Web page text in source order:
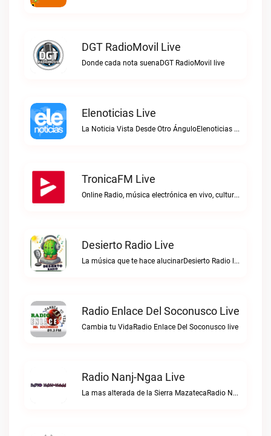
DGT RadioMovil Live
Donde cada nota suenaDGT RadioMovil live
Elenoticias Live
La Noticia Vista Desde Otro ÁnguloElenoticias live
TronicaFM Live
Online Radio, música electrónica en vivo, cultura electrónica, Top 10 semanal, videos, descargasTronicaFM live
Desierto Radio Live
La música que te hace alucinarDesierto Radio live
Radio Enlace Del Soconusco Live
Cambia tu VidaRadio Enlace Del Soconusco live
Radio Nanj-Ngaa Live
La mas alterada de la Sierra MazatecaRadio Nanj-Ngaa live